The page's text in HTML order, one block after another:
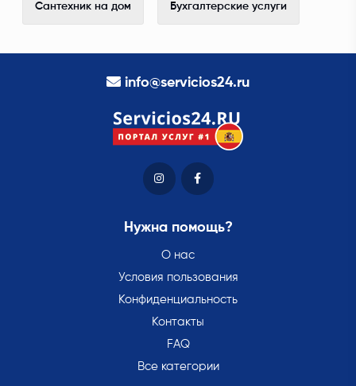
Сантехник на дом Бухгалтерские услуги
info@servicios24.ru
Нужна помощь?
О нас
Условия пользования
Конфиденциальность
Контакты
FAQ
Все категории